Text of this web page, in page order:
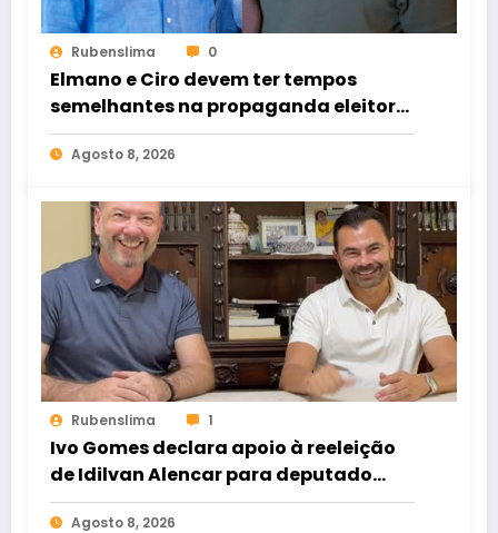
Rubenslima 0
Elmano e Ciro devem ter tempos
semelhantes na propaganda eleitoral
de rádio e TV
Agosto 8, 2026
Rubenslima 1
Ivo Gomes declara apoio à reeleição
de Idilvan Alencar para deputado
federal
Agosto 8, 2026